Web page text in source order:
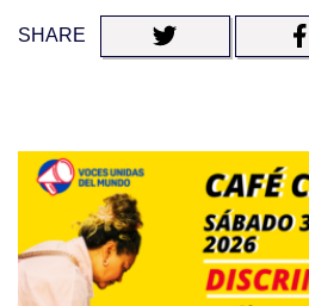
SHARE